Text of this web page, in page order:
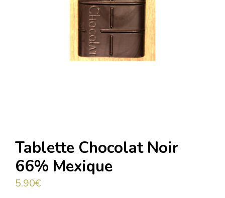
Tablette Chocolat Noir
66% Mexique
5.90€